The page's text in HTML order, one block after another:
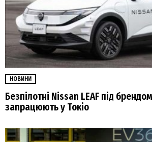
НОВИНИ
Безпілотні Nissan LEAF під
запрацюють у Токіо